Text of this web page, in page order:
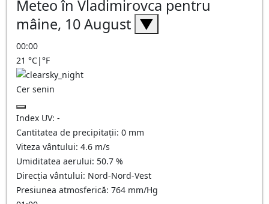
Meteo în Vladimirovca pentru
mâine, 10 August ▼
00:00
21 °C|°F
Cer senin
Index UV: -
Cantitatea de precipitații: 0 mm
Viteza vântului: 4.6 m/s
Umiditatea aerului: 50.7 %
Direcția vântului: Nord-Nord-Vest
Presiunea atmosferică: 764 mm/Hg